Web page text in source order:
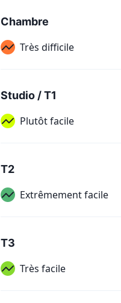
Chambre
Très difficile
Studio / T1
Plutôt facile
T2
Extrêmement facile
T3
Très facile